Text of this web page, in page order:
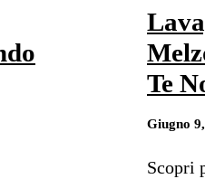
Te
Giugno
Scopri